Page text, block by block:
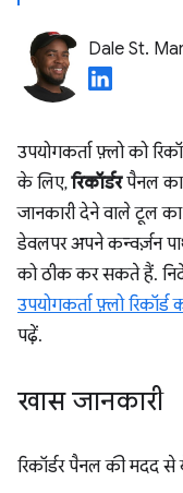
Dale St.
उपयोगकर्ता फ़्लो को
के लिए,रिकॉर्डरपैनल
जानकारी देने वाले टूल
डेवलपर अपने कन्वर्ज़न
को ठीक कर सकते हैं.
उपयोगकर्ता फ़्लो
पढ़ें.
खास जानकारी
रिकॉर्डर पैनल की मदद